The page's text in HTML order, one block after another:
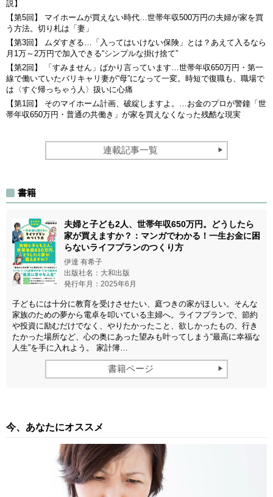
説】
【第5回】 マイホームが買えない時代…世帯年収500万円の夫婦が家を買
う方法。切り札は「妻」
【第3回】 ムダすぎる…「入ってはいけない保険」とは？あえて入るなら
月1万～2万円で加入できる“シンプルな掛け捨て”
【第2回】 「すみません」ばかり言っています…世帯年収650万円・第一
線で働いていたバリキャリ妻が“母”になって一変。時短で復職も、職場で
は〈すぐ帰っちゃう人〉扱いに心痛
【第1回】 そのマイホーム計画、破綻しますよ。…お金のプロが警鐘「世
帯年収650万円・普通の共働き」が家を買えなくなった残酷な現実
連載記事一覧
書籍
夫婦と子ども2人、世帯年収650万円。どうしたら
家が買えますか？：マンガでわかる！一生お金に困
らないライフプランのつくり方
伊達 有希子
出版社名：大和出版
発行年月：2025年6月
子どもには十分に教育を受けさせたい、庭つきの家がほしい。そんな
家族のための夢から電卓を叩いている主婦へ。ライフプランで、節約
や投資に励むだけでなく、やりたかったこと、欲しかったもの、行き
たかった場所など、心の奥にあった望みも叶ってしまう“最高に幸福な
人生”を手に入れよう。 家計簿…
書籍ページ
今、あなたにオススメ